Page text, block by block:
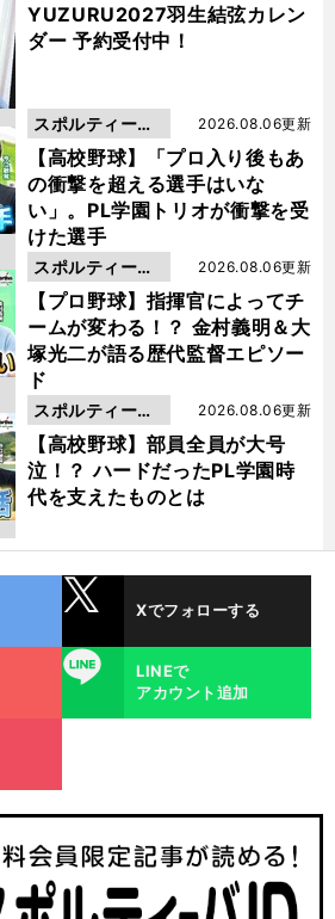
YUZURU2027羽生結弦カレン
ダー 予約受付中！
【高校野球】「プロ入り後もあ
の衝撃を超える選手はいな
い」。PL学園トリオが衝撃を受
けた選手
2026.08.06更新
スポルティーバ
動画
【プロ野球】指揮官によってチ
ームが変わる！？ 金村義明＆大
塚光二が語る歴代監督エピソー
ド
2026.08.06更新
スポルティーバ
動画
【高校野球】部員全員が大号
泣！？ ハードだったPL学園時
代を支えたものとは
2026.08.06更新
スポルティーバ
動画
Xでフォローする
LINE
LINEで
アカウント追加